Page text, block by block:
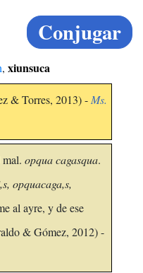
Conjugar
, xiunsuca
& Torres, 2013) - Ms.
mal. opqua cagasqua.
opquacaga,s,
al ayre, y de ese
& Gómez, 2012) -